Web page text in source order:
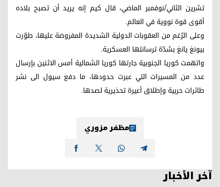
تشرين الثاني/نوفمبر الماضي، قال كيم إنه يريد أن تصبح بلاده
أقوى قوة نووية في العالم.
وعلى الرّغم من العقوبات الدولية الشديدة المفروضة عليها، طوّرت
بيونغ يانغ بشدّة ترسانتها العسكرية.
واتهمت كوريا الجنوبية جارتها كوريا الشمالية أمس الاثنين بإرسال
عدد من المسيرات التي عبرت حدودها، ما دفع سيول الى نشر
طائرات حربية وإطلاق أعيرة تحذيرية لصدها.
مظفر مزوري
آخر الأخبار